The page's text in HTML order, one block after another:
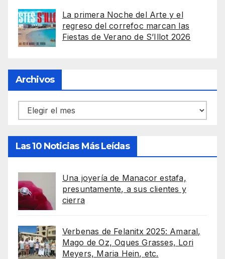
La primera Noche del Arte y el
regreso del correfoc marcan las
Fiestas de Verano de S’Illot 2026
Archivos
Archivos
Las 10 Noticias Más Leídas
Una joyería de Manacor estafa,
presuntamente, a sus clientes y
cierra
Verbenas de Felanitx 2025: Amaral,
Mago de Oz, Oques Grasses, Lori
Meyers, Maria Hein, etc.